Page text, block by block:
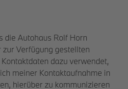
die Autohaus Rolf Horn
zur Verfügung gestellten
dazu verwendet,
meiner Kontaktaufnahme in
hierüber zu kommunizieren